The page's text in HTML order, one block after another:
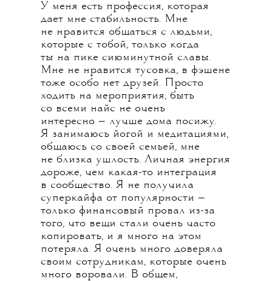
У меня есть профессия, которая
дает мне стабильность. Мне
не нравится общаться с людьми,
которые с тобой, только когда
ты на пике сиюминутной славы.
Мне не нравится тусовка, в фэшене
тоже особо нет друзей. Просто
ходить на мероприятия, быть
со всеми найс не очень
интересно — лучше дома посижу.
Я занимаюсь йогой и медитациями,
общаюсь со своей семьей, мне
не близка ушлость. Личная энергия
дороже, чем какая-то интеграция
в сообщество. Я не получила
суперкайфа от популярности —
только финансовый провал из-за
того, что вещи стали очень часто
копировать, и я много на этом
потеряла. Я очень много доверяла
своим сотрудникам, которые очень
много воровали. В общем,